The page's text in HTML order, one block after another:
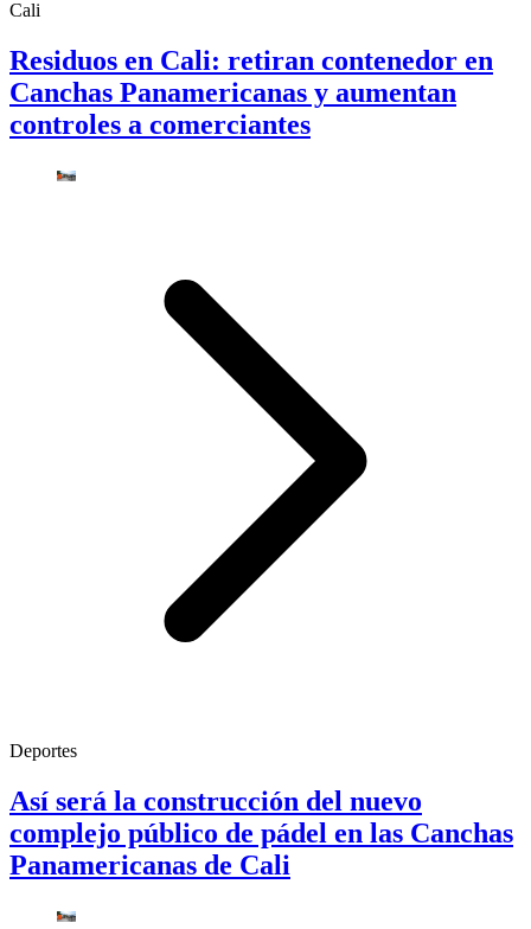
Cali
Residuos en Cali: retiran contenedor en
Canchas Panamericanas y aumentan
controles a comerciantes
Deportes
Así será la construcción del nuevo
complejo público de pádel en las Canchas
Panamericanas de Cali